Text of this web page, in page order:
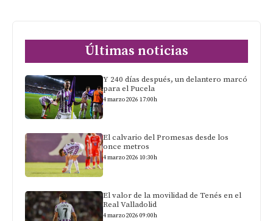
Últimas noticias
Y 240 días después, un delantero marcó
para el Pucela
4 marzo 2026 17:00h
El calvario del Promesas desde los
once metros
4 marzo 2026 10:30h
El valor de la movilidad de Tenés en el
Real Valladolid
4 marzo 2026 09:00h